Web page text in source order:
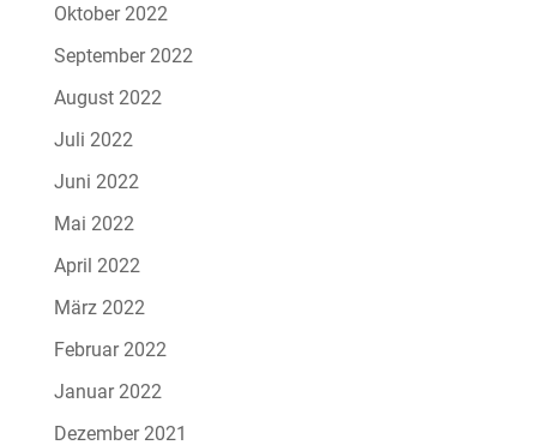
Oktober 2022
September 2022
August 2022
Juli 2022
Juni 2022
Mai 2022
April 2022
März 2022
Februar 2022
Januar 2022
Dezember 2021